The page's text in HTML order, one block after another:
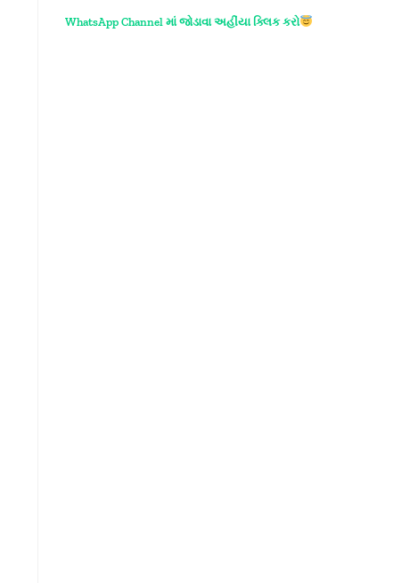
WhatsApp Channel માં જોડાવા અહીંયા ક્લિક કરો